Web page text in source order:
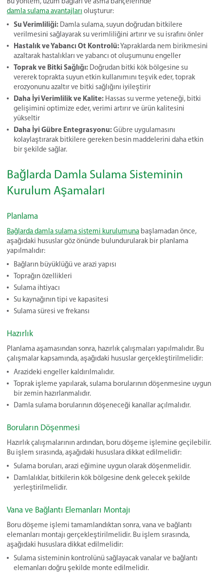
damla sulama avantajları oluşturur:
Su Verimliliği: Damla sulama, suyun doğrudan bitkilere
verilmesini sağlayarak su verimliliğini artırır ve su israfını önler
Hastalık ve Yabancı Ot Kontrolü:Yapraklarda nem birikmesini
azaltarak hastalıkları ve yabancı ot oluşumunu engeller
Toprak ve Bitki Sağlığı: Doğrudan bitki kök bölgesine su
vererek toprakta suyun etkin kullanımını teşvik eder, toprak
erozyonunu azaltır ve bitki sağlığını iyileştirir
Daha İyi Verimlilik ve Kalite: Hassas su verme yeteneği, bitki
gelişimini optimize eder, verimi artırır ve ürün kalitesini
yükseltir
Daha İyi Gübre Entegrasyonu:Gübre uygulamasını
kolaylaştırarak bitkilere gereken besin maddelerini daha etkin
bir şekilde sağlar.
Bağlarda Damla Sulama Sisteminin
Kurulum Aşamaları
Planlama
Bağlarda damla sulama sistemi kurulumuna başlamadan önce,
aşağıdaki hususlar göz önünde bulundurularak bir planlama
yapılmalıdır:
Bağların büyüklüğü ve arazi yapısı
Toprağın özellikleri
Sulama ihtiyacı
Su kaynağının tipi ve kapasitesi
Sulama süresi ve frekansı
Hazırlık
Planlama aşamasından sonra, hazırlık çalışmaları yapılmalıdır. Bu
çalışmalar kapsamında, aşağıdaki hususlar gerçekleştirilmelidir:
Arazideki engeller kaldırılmalıdır.
Toprak işleme yapılarak, sulama borularının döşenmesine uygun
bir zemin hazırlanmalıdır.
Damla sulama borularının döşeneceği kanallar açılmalıdır.
Boruların Döşenmesi
Hazırlık çalışmalarının ardından, boru döşeme işlemine geçilebilir.
Bu işlem sırasında, aşağıdaki hususlara dikkat edilmelidir:
Sulama boruları, arazi eğimine uygun olarak döşenmelidir.
Damlalıklar, bitkilerin kök bölgesine denk gelecek şekilde
yerleştirilmelidir.
Vana ve Bağlantı Elemanları Montajı
Boru döşeme işlemi tamamlandıktan sonra, vana ve bağlantı
elemanları montajı gerçekleştirilmelidir. Bu işlem sırasında,
aşağıdaki hususlara dikkat edilmelidir:
Sulama sisteminin kontrolünü sağlayacak vanalar ve bağlantı
elemanları doğru şekilde monte edilmelidir.